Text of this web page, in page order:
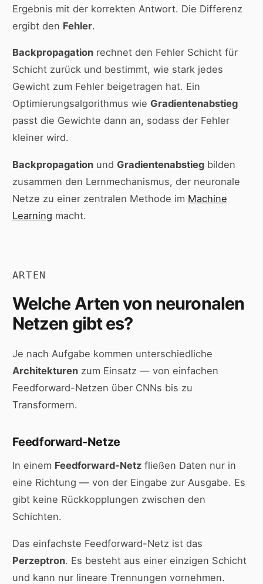
Ergebnis mit der korrekten Antwort. Die Differenz
ergibt den Fehler.
Backpropagationrechnet den Fehler Schicht für
Schicht zurück und bestimmt, wie stark jedes
Gewicht zum Fehler beigetragen hat. Ein
Optimierungsalgorithmus wie Gradientenabstieg
passt die Gewichte dann an, sodass der Fehler
kleiner wird.
Backpropagationund Gradientenabstiegbilden
zusammen den Lernmechanismus, der neuronale
Netze zu einer zentralen Methode im Machine
Learning macht.
ARTEN
Welche Arten von neuronalen
Netzen gibt es?
Je nach Aufgabe kommen unterschiedliche
Architekturenzum Einsatz — von einfachen
Feedforward-Netzen über CNNs bis zu
Transformern.
Feedforward-Netze
In einem Feedforward-Netzfließen Daten nur in
eine Richtung — von der Eingabe zur Ausgabe. Es
gibt keine Rückkopplungen zwischen den
Schichten.
Das einfachste Feedforward-Netz ist das
Perzeptron. Es besteht aus einer einzigen Schicht
und kann nur lineare Trennungen vornehmen.